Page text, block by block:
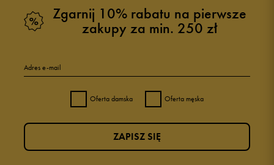
Zgarnij 10% rabatu na pierwsze
zakupy za min. 250 zł
Adres e-mail
Oferta damska Oferta męska
ZAPISZ SIĘ